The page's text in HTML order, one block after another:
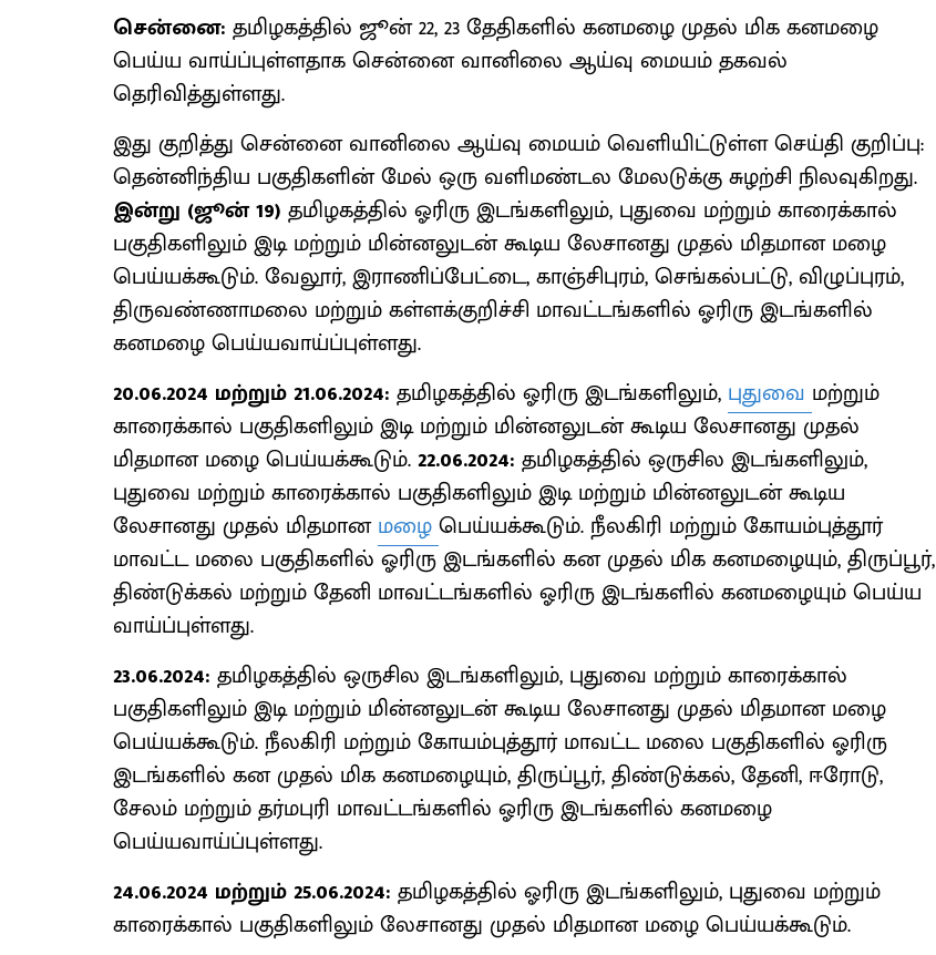
சென்னை: தமிழகத்தில் ஜூன் 22, 23 தேதிகளில் கனமழை முதல் மிக கனமழை
பெய்ய வாய்ப்புள்ளதாக சென்னை வானிலை ஆய்வு மையம் தகவல்
தெரிவித்துள்ளது.
இது குறித்து சென்னை வானிலை ஆய்வு மையம் வெளியிட்டுள்ள செய்தி குறிப்பு:
தென்னிந்திய பகுதிகளின் மேல் ஒரு வளிமண்டல மேலடுக்கு சுழற்சி நிலவுகிறது.
இன்று (ஜூன் 19) தமிழகத்தில் ஓரிரு இடங்களிலும், புதுவை மற்றும் காரைக்கால்
பகுதிகளிலும் இடி மற்றும் மின்னலுடன் கூடிய லேசானது முதல் மிதமான மழை
பெய்யக்கூடும். வேலூர், இராணிப்பேட்டை, காஞ்சிபுரம், செங்கல்பட்டு, விழுப்புரம்,
திருவண்ணாமலை மற்றும் கள்ளக்குறிச்சி மாவட்டங்களில் ஓரிரு இடங்களில்
கனமழை பெய்யவாய்ப்புள்ளது.
20.06.2024 மற்றும் 21.06.2024: தமிழகத்தில் ஓரிரு இடங்களிலும், புதுவை மற்றும்
காரைக்கால் பகுதிகளிலும் இடி மற்றும் மின்னலுடன் கூடிய லேசானது முதல்
மிதமான மழை பெய்யக்கூடும்.22.06.2024: தமிழகத்தில் ஒருசில இடங்களிலும்,
புதுவை மற்றும் காரைக்கால் பகுதிகளிலும் இடி மற்றும் மின்னலுடன் கூடிய
லேசானது முதல் மிதமானமழைபெய்யக்கூடும். நீலகிரி மற்றும் கோயம்புத்தூர்
மாவட்ட மலை பகுதிகளில் ஓரிரு இடங்களில் கன முதல் மிக கனமழையும், திருப்பூர்,
திண்டுக்கல் மற்றும் தேனி மாவட்டங்களில் ஓரிரு இடங்களில் கனமழையும் பெய்ய
வாய்ப்புள்ளது.
23.06.2024: தமிழகத்தில் ஒருசில இடங்களிலும், புதுவை மற்றும் காரைக்கால்
பகுதிகளிலும் இடி மற்றும் மின்னலுடன் கூடிய லேசானது முதல் மிதமான மழை
பெய்யக்கூடும். நீலகிரி மற்றும் கோயம்புத்தூர் மாவட்ட மலை பகுதிகளில் ஓரிரு
இடங்களில் கன முதல் மிக கனமழையும், திருப்பூர், திண்டுக்கல், தேனி, ஈரோடு,
சேலம் மற்றும் தர்மபுரி மாவட்டங்களில் ஓரிரு இடங்களில் கனமழை
பெய்யவாய்ப்புள்ளது.
24.06.2024 மற்றும் 25.06.2024: தமிழகத்தில் ஓரிரு இடங்களிலும், புதுவை மற்றும்
காரைக்கால் பகுதிகளிலும் லேசானது முதல் மிதமான மழை பெய்யக்கூடும்.